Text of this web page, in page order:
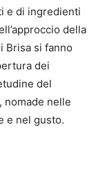
e di ingredienti
della
Brisa si fanno
dei
del
nomade nelle
e nel gusto.